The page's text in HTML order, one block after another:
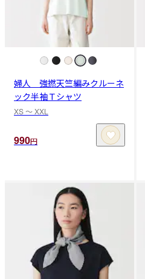
婦人 強撚天竺編みクルーネ
ック半袖Ｔシャツ
XS 〜 XXL
990円